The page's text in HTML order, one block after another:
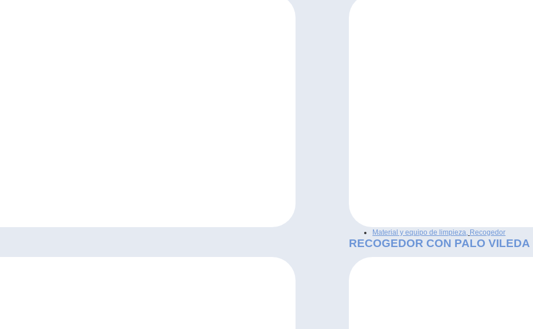
Material y equipo de limpieza Recogedor
RECOGEDOR CON PALO VILEDA